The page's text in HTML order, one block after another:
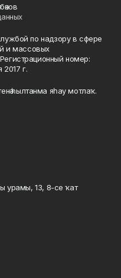
по надзору в сфере
и массовых
номер:
г.
һылтанма яһау мотлаҡ.
урамы, 13, 8-се ҡат